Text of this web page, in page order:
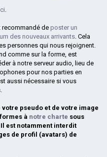
.
recommandé de poster un
des nouveaux arrivants. Cela
personnes qui nous rejoignent.
comme sur la forme, est
à notre serveur audio, lieu de
pour nos parties en
aussi nécessaire si vous
votre pseudo et de votre image
à notre charte sous
est notamment interdit
de profil (avatars) de